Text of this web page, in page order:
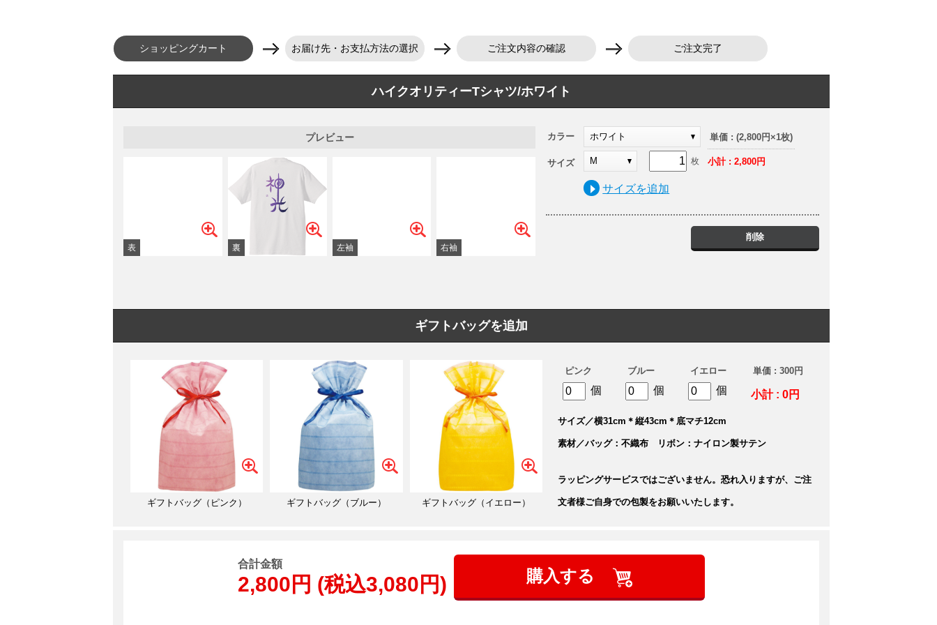
ショッピングカート お届け先・お支払方法の選択 ご注文内容の確認 ご注文完了
ハイクオリティーTシャツ/ホワイト
プレビュー カラー ホワイト
M 枚
サイズ
サイズを追加
単価 : (2,800円×1枚)
小計 : 2,800円
削除
ギフトバッグを追加
ギフトバッグ（ピンク） ギフトバッグ（ブルー） ギフトバッグ（イエロー）
ピンク
個
ブルー
個
イエロー
個
単価 : 300円
小計 : 0円
サイズ／横31cm＊縦43cm＊底マチ12cm
素材／バッグ：不織布 リボン：ナイロン製サテン
ラッピングサービスではございません。恐れ入りますが、ご注
文者様ご自身での包製をお願いいたします。
合計金額
2,800円 (税込3,080円) 購入する